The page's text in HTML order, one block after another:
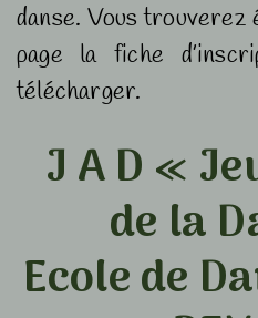
danse. Vous trouverez
page la fiche
télécharger.
J A D «
de la
Ecole de